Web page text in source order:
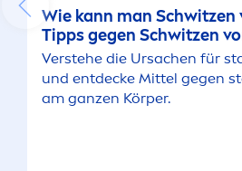
Wie kann man Schwitzen
Tipps gegen Schwitzen
Verstehe die Ursachen für
und entdecke Mittel gegen
am ganzen Körper.